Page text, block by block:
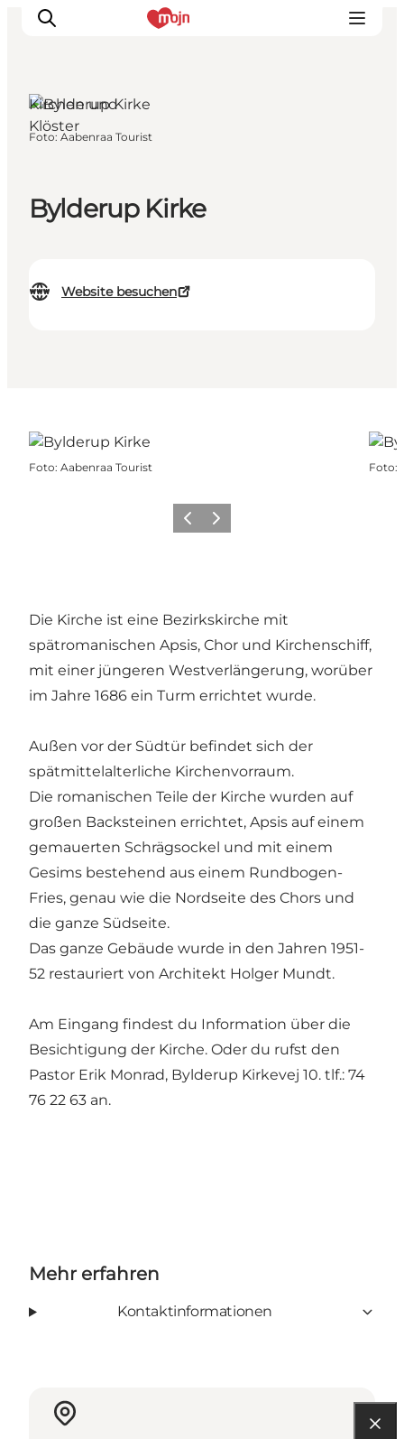
Events
Übernachtung
Booking
Bylderup Kirke
Website besuchen
Kirchen und
Klöster
Foto: Aabenraa Tourist
Foto: Aabenraa Tourist Foto:
ZurückWeiter
Die Kirche ist eine Bezirkskirche mit
spätromanischen Apsis, Chor und Kirchenschiff,
mit einer jüngeren Westverlängerung, worüber
im Jahre 1686 ein Turm errichtet wurde.
Außen vor der Südtür befindet sich der
spätmittelalterliche Kirchenvorraum.
Die romanischen Teile der Kirche wurden auf
großen Backsteinen errichtet, Apsis auf einem
gemauerten Schrägsockel und mit einem
Gesims bestehend aus einem Rundbogen-
Fries, genau wie die Nordseite des Chors und
die ganze Südseite.
Das ganze Gebäude wurde in den Jahren 1951-
52 restauriert von Architekt Holger Mundt.
Am Eingang findest du Information über die
Besichtigung der Kirche. Oder du rufst den
Pastor Erik Monrad, Bylderup Kirkevej 10. tlf.: 74
76 22 63 an.
Mehr erfahren
Kontaktinformationen